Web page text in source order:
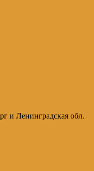
и Ленинградская обл.